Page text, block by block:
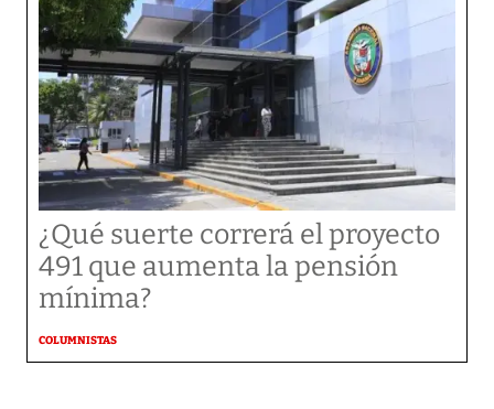
¿Qué suerte correrá el proyecto
491 que aumenta la pensión
mínima?
COLUMNISTAS